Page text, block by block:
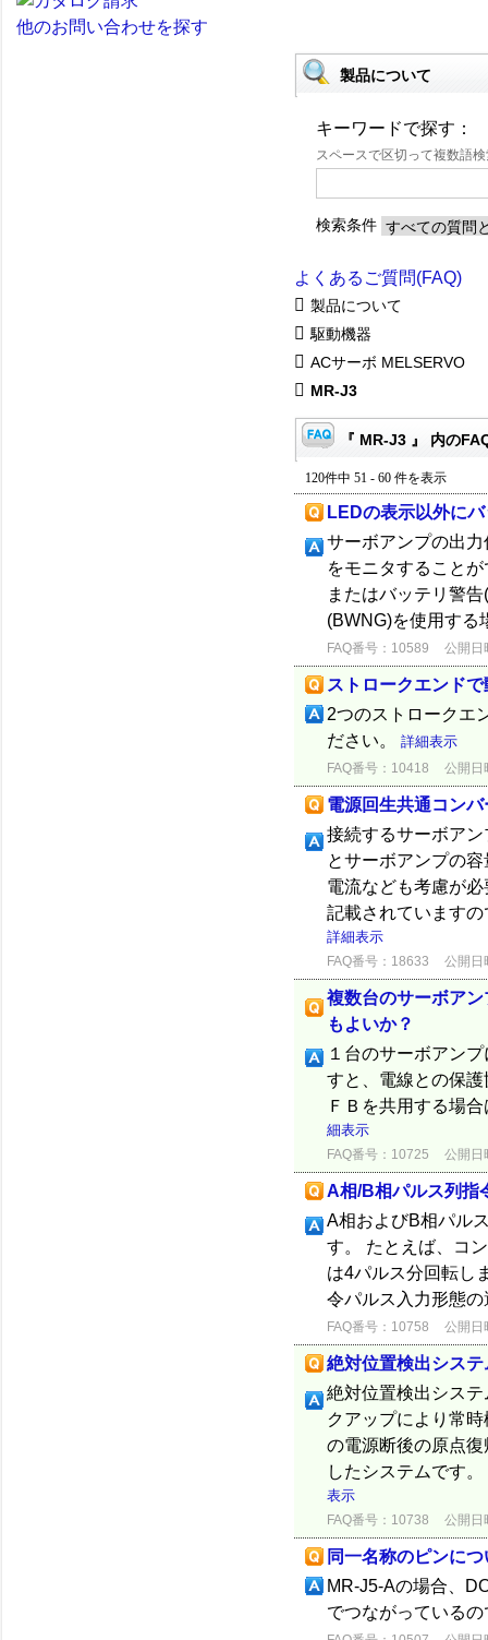
他のお問い合わせを探す
製品について
キーワードで探す：
スペースで区切って複数語
検索条件
よくあるご質問(FAQ)
製品について
駆動機器
ACサーボ MELSERVO
MR-J3
『 MR-J3 』 内の
120件中 51 - 60 件を表示
LEDの表示以外に
サーボアンプの出
をモニタすること
またはバッテリ警
(BWNG)を使用する
FAQ番号：10589 公開日
ストロークエンド
2つのストロークエ
ださい。 詳細表示
FAQ番号：10418 公開日
電源回生共通コン
接続するサーボア
とサーボアンプの
電流なども考慮が
記載されています
詳細表示
FAQ番号：18633 公開日
複数台のサーボア
もよいか？
１台のサーボアン
すと、電線との保
ＦＢを共用する場
細表示
FAQ番号：10725 公開日
A相/B相パルス列指
A相およびB相パル
す。 たとえば、コ
は4パルス分回転し
令パルス入力形態
FAQ番号：10758 公開日
絶対位置検出シス
絶対位置検出シス
クアップにより常
の電源断後の原点
したシステムです
表示
FAQ番号：10738 公開日
同一名称のピンにつ
MR-J5-Aの場合、
でつながっている